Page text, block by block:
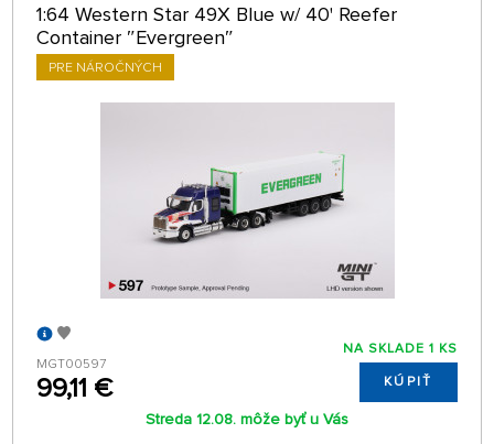
1:64 Western Star 49X Blue w/ 40' Reefer
Container ″Evergreen″
PRE NÁROČNÝCH
MGT00597
99,11 €
NA SKLADE 1 KS
KÚPIŤ
Streda 12.08. môže byť u Vás